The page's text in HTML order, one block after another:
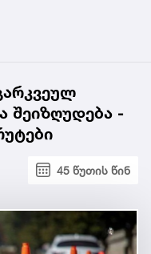
შეიზღუდება -
45 წუთის წინ